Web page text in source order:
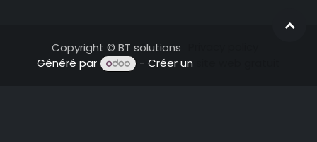
Copyright © BT solutions
Généré par
- Créer un